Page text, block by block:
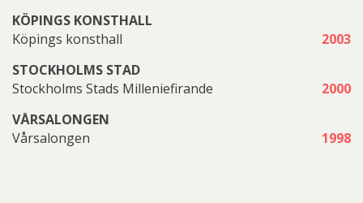
KÖPINGS KONSTHALL
Köpings konsthall
2003
STOCKHOLMS STAD
Stockholms Stads Milleniefirande
2000
VÅRSALONGEN
Vårsalongen
1998